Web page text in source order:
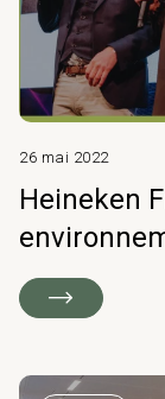
26 mai 2022
Heineken